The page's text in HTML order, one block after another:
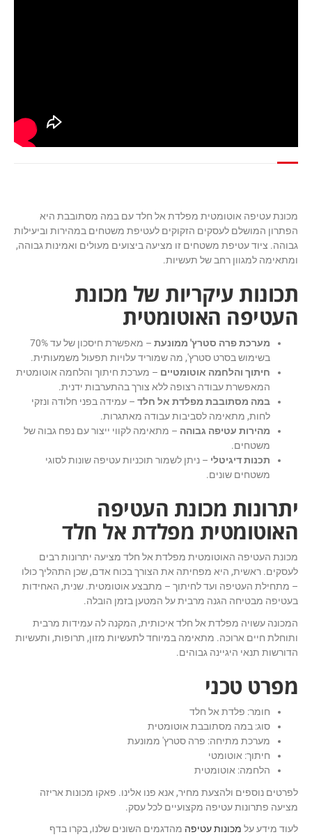
מכונת עטיפה אוטומטית מפלדת אל חלד עם במה מסתובבת היא
הפתרון המושלם לעסקים הזקוקים לעטיפת משטחים במהירות וביעילות
גבוהה. ציוד עטיפת משטחים זו מציעה ביצועים מעולים ואמינות גבוהה,
ומתאימה למגוון רחב של תעשיות.
תכונות עיקריות של מכונת
העטיפה האוטומטית
מערכת פרה סטרץ' ממונעת
– מאפשרת חיסכון של עד 70%
בשימוש בסרט סטרץ', מה שמוריד עלויות תפעול משמעותית.
חיתוך והלחמה אוטומטיים – מערכת חיתוך והלחמה אוטומטית
המאפשרת עבודה רצופה ללא צורך בהתערבות ידנית.
במה מסתובבת מפלדת אל חלד – עמידה בפני חלודה ונזקי
לחות, מתאימה לסביבות עבודה מאתגרות.
מהירות עטיפה גבוהה – מתאימה לקווי ייצור עם נפח גבוה של
משטחים.
תכנות דיגיטלי – ניתן לשמור תוכניות עטיפה שונות לסוגי
משטחים שונים.
יתרונות מכונת העטיפה
האוטומטית מפלדת אל חלד
מכונת העטיפה האוטומטית מפלדת אל חלד מציעה יתרונות רבים
לעסקים. ראשית, היא מפחיתה את הצורך בכוח אדם, שכן התהליך כולו
– מתחילת העטיפה ועד לחיתוך – מתבצע אוטומטית. שנית, האחידות
בעטיפה מבטיחה הגנה מרבית על המטען בזמן הובלה.
המכונה עשויה מפלדת אל חלד איכותית, המקנה לה עמידות מרבית
ותוחלת חיים ארוכה. מתאימה במיוחד לתעשיות מזון, תרופות, ותעשיות
הדורשות תנאי היגיינה גבוהים.
מפרט טכני
חומר: פלדת אל חלד
סוג: במה מסתובבת אוטומטית
מערכת מתיחה: פרה סטרץ' ממונעת
חיתוך: אוטומטי
הלחמה: אוטומטית
לפרטים נוספים ולהצעת מחיר, אנא פנו אלינו. פאקו מכונות אריזה
מציעה פתרונות עטיפה מקצועיים לכל עסק.
לעוד מידע על מכונות עטיפה מהדגמים השונים שלנו, בקרו בדף